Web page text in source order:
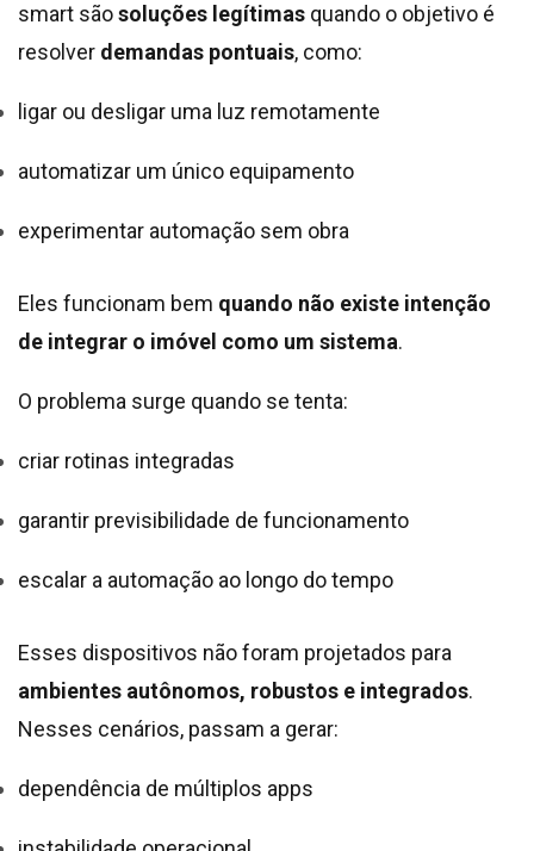
smart sãosoluções legítimas quando o objetivo é
resolver demandas pontuais, como:
ligar ou desligar uma luz remotamente
automatizar um único equipamento
experimentar automação sem obra
Eles funcionam bem quando não existe intenção
de integrar o imóvel como um sistema.
O problema surge quando se tenta:
criar rotinas integradas
garantir previsibilidade de funcionamento
escalar a automação ao longo do tempo
Esses dispositivos não foram projetados para
ambientes autônomos, robustos e integrados.
Nesses cenários, passam a gerar:
dependência de múltiplos apps